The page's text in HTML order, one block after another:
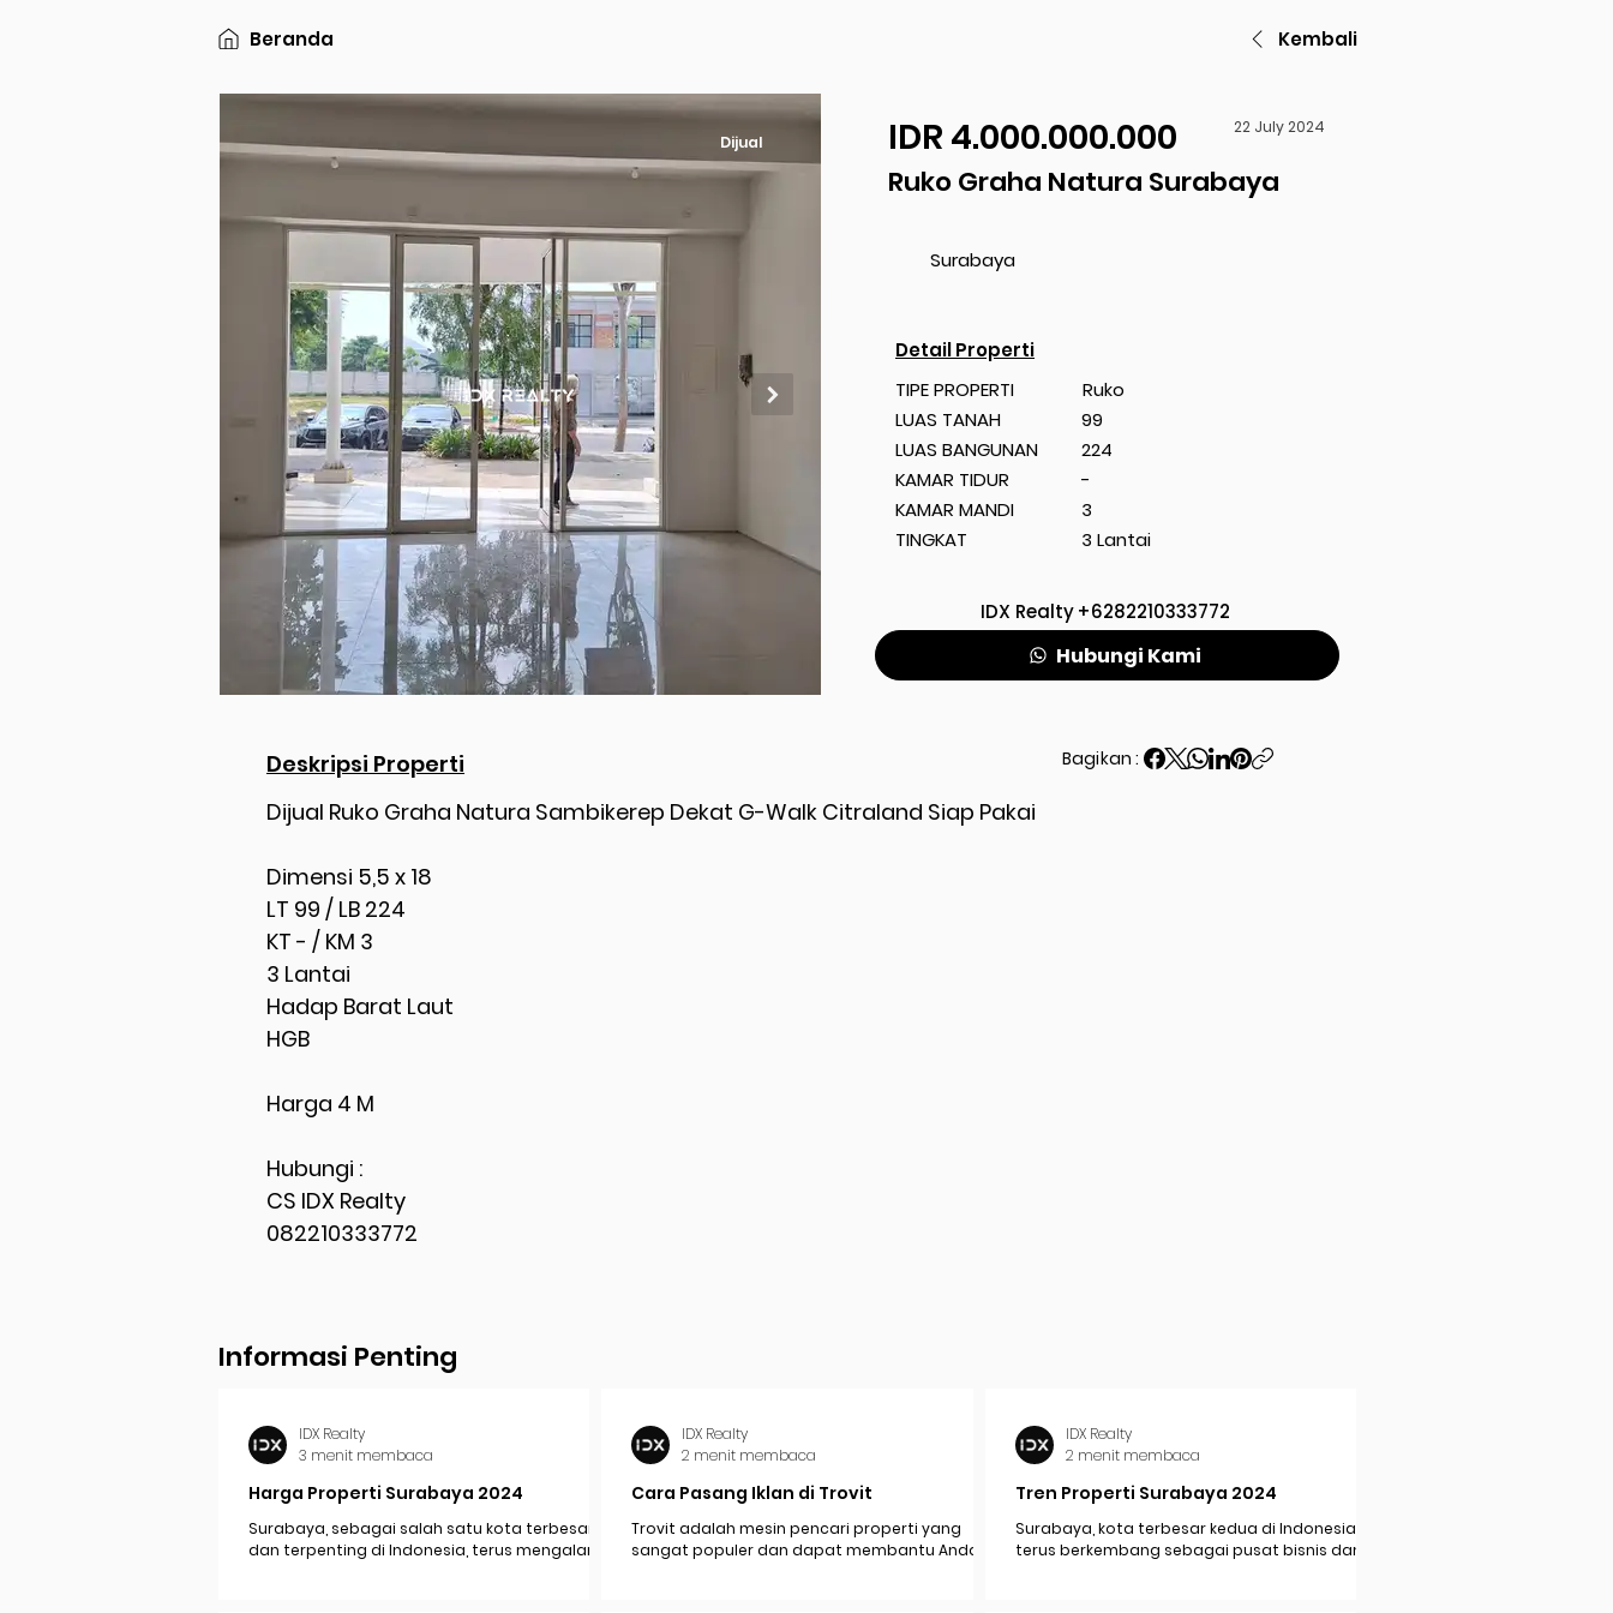
Beranda Kembali
Dijual IDR 4.000.000.000 22 July 2024
Ruko Graha Natura Surabaya
Surabaya
Detail Properti
TIPE PROPERTI
LUAS TANAH
LUAS BANGUNAN
KAMAR TIDUR
KAMAR MANDI
TINGKAT
Ruko
99
224
-
3
3 Lantai
IDX Realty+6282210333772
Hubungi Kami
Deskripsi Properti Bagikan :
Dijual Ruko Graha Natura Sambikerep Dekat G-Walk Citraland Siap Pakai
Dimensi 5,5 x 18
LT 99 / LB 224
KT - / KM 3
3 Lantai
Hadap Barat Laut
HGB
Harga 4 M
Hubungi :
CS IDX Realty
082210333772
Informasi Penting
Harga Properti Surabaya 2024
Surabaya, sebagai salah satu kota terbesar
dan terpenting di Indonesia, terus mengalami
IDX Realty
3 menit membaca
Cara Pasang Iklan di Trovit
Trovit adalah mesin pencari properti yang
sangat populer dan dapat membantu Anda
IDX Realty
2 menit membaca
Tren Properti Surabaya 2024
Surabaya, kota terbesar kedua di Indonesia,
terus berkembang sebagai pusat bisnis dan
IDX Realty
2 menit membaca